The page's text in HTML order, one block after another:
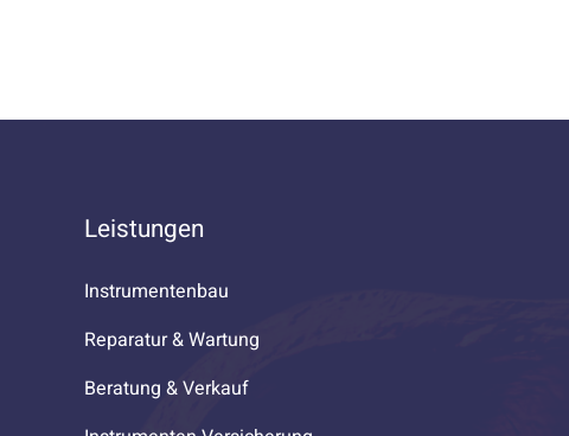
Leistungen
Instrumentenbau
Reparatur & Wartung
Beratung & Verkauf